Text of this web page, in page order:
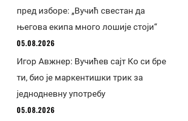
пред изборе: „Вучић свестан да
његова екипа много лошије стоји“
05.08.2026
Игор Авжнер: Вучићев сајт Ко си бре
ти, био је маркентишки трик за
једнодневну употребу
05.08.2026